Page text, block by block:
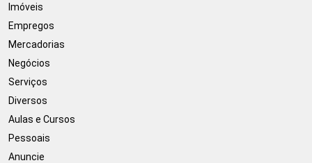
Imóveis
Empregos
Mercadorias
Negócios
Serviços
Diversos
Aulas e Cursos
Pessoais
Anuncie